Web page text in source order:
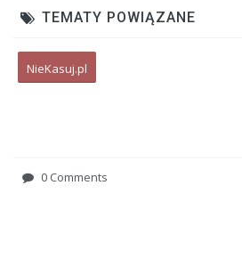
TEMATY POWIĄZANE
NieKasuj.pl
0 Comments